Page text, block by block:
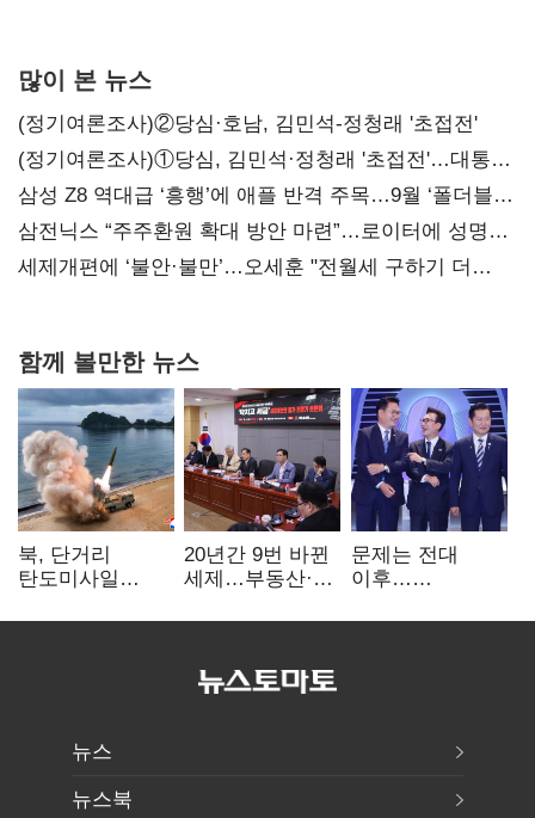
많이 본 뉴스
(정기여론조사)②당심·호남, 김민석-정청래 '초접전'
(정기여론조사)①당심, 김민석·정청래 '초접전'…대통령
지지도 '50% 아래로'(종합)
삼성 Z8 역대급 ‘흥행’에 애플 반격 주목…9월 ‘폴더블
대전’
삼전닉스 “주주환원 확대 방안 마련”…로이터에 성명
보내
세제개편에 ‘불안·불만’…오세훈 "전월세 구하기 더
함께 볼만한 뉴스
북, 단거리
탄도미사일
"즉각 중단 촉구"
20년간 9번 바뀐
세제…부동산·
건드렸다
문제는 전대
이후…
뒤집힐 땐
뉴스
뉴스북